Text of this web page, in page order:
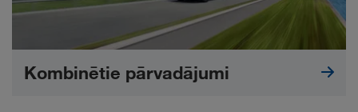
Kombinētie pārvadājumi